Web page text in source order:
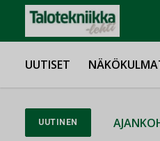
UUTISET
UUTINEN